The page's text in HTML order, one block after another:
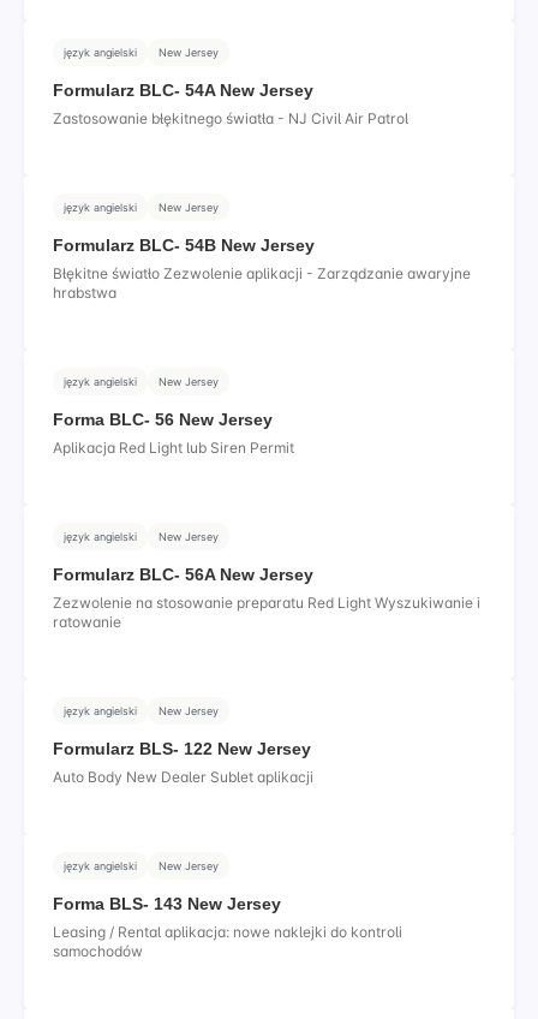
język angielski New Jersey
Formularz BLC- 54A New Jersey
Zastosowanie błękitnego światła - NJ Civil Air Patrol
język angielski New Jersey
Formularz BLC- 54B New Jersey
Błękitne światło Zezwolenie aplikacji - Zarządzanie awaryjne
hrabstwa
język angielski New Jersey
Forma BLC- 56 New Jersey
Aplikacja Red Light lub Siren Permit
język angielski New Jersey
Formularz BLC- 56A New Jersey
Zezwolenie na stosowanie preparatu Red Light Wyszukiwanie i
ratowanie
język angielski New Jersey
Formularz BLS- 122 New Jersey
Auto Body New Dealer Sublet aplikacji
język angielski New Jersey
Forma BLS- 143 New Jersey
Leasing / Rental aplikacja: nowe naklejki do kontroli
samochodów